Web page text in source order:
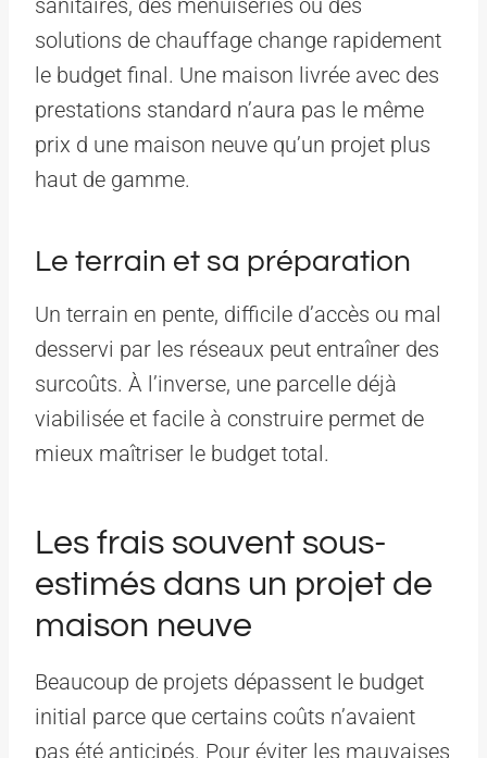
solutions de chauffage change rapidement
le budget final. Une maison livrée avec des
prestations standard n’aura pas le même
prix d une maison neuve qu’un projet plus
haut de gamme.
Le terrain et sa préparation
Un terrain en pente, difficile d’accès ou mal
desservi par les réseaux peut entraîner des
surcoûts. À l’inverse, une parcelle déjà
viabilisée et facile à construire permet de
mieux maîtriser le budget total.
Les frais souvent sous-
estimés dans un projet de
maison neuve
Beaucoup de projets dépassent le budget
initial parce que certains coûts n’avaient
pas été anticipés. Pour éviter les mauvaises